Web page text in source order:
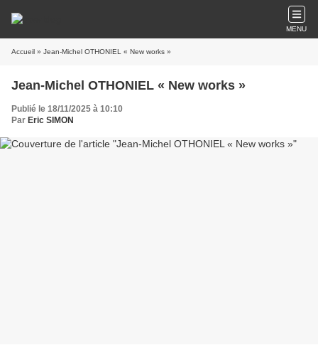
MENU
Accueil » Jean-Michel OTHONIEL « New works »
Jean-Michel OTHONIEL « New works »
Publié le 18/11/2025 à 10:10
Par Eric SIMON